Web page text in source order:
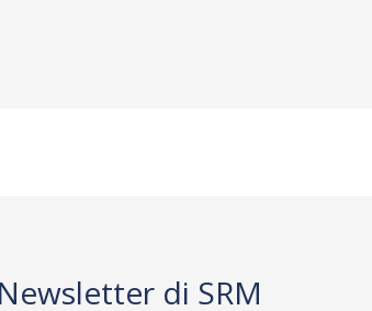
di SRM